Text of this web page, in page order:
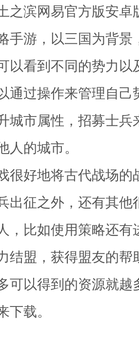
之滨网易官方版安
手游，以三国为背
以看到不同的势力
通过操作来管理自
城市属性，招募士
人的城市。
很好地将古代战场的
出征之外，还有其
，比如使用策略还
结盟，获得盟友的
可以得到的资源就
下载。